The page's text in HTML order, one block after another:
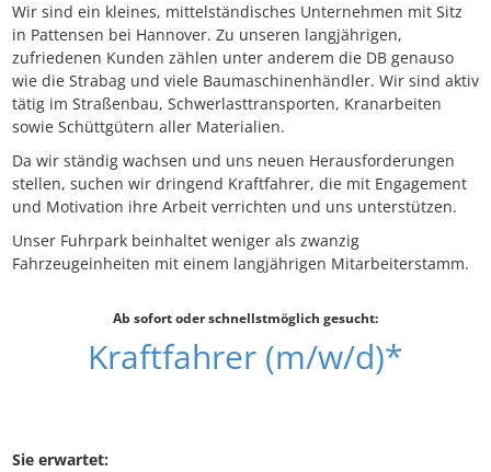
Wir sind ein kleines, mittelständisches Unternehmen mit Sitz
in Pattensen bei Hannover. Zu unseren langjährigen,
zufriedenen Kunden zählen unter anderem die DB genauso
wie die Strabag und viele Baumaschinenhändler. Wir sind aktiv
tätig im Straßenbau, Schwerlasttransporten, Kranarbeiten
sowie Schüttgütern aller Materialien.
Da wir ständig wachsen und uns neuen Herausforderungen
stellen, suchen wir dringend Kraftfahrer, die mit Engagement
und Motivation ihre Arbeit verrichten und uns unterstützen.
Unser Fuhrpark beinhaltet weniger als zwanzig
Fahrzeugeinheiten mit einem langjährigen Mitarbeiterstamm.
Ab sofort oder schnellstmöglich gesucht:
Kraftfahrer (m/w/d)*
Sie erwartet: